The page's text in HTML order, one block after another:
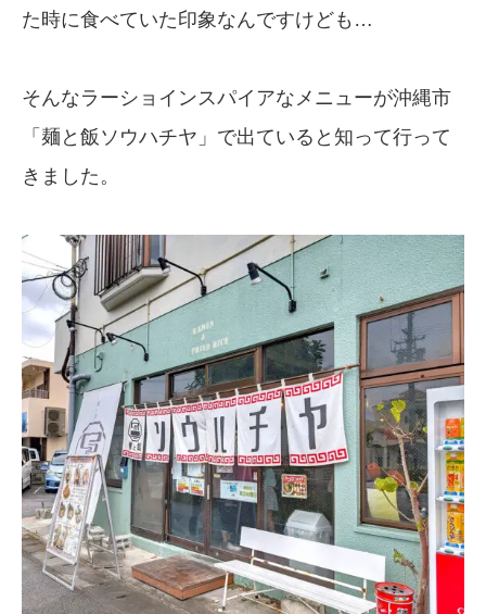
た時に食べていた印象なんですけども…
そんなラーショインスパイアなメニューが沖縄市
「麺と飯ソウハチヤ」で出ていると知って行って
きました。